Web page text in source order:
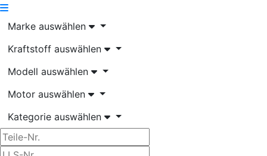
Marke auswählen
Kraftstoff auswählen
Modell auswählen
Motor auswählen
Kategorie auswählen